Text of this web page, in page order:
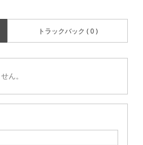
トラックバック ( 0 )
ん。